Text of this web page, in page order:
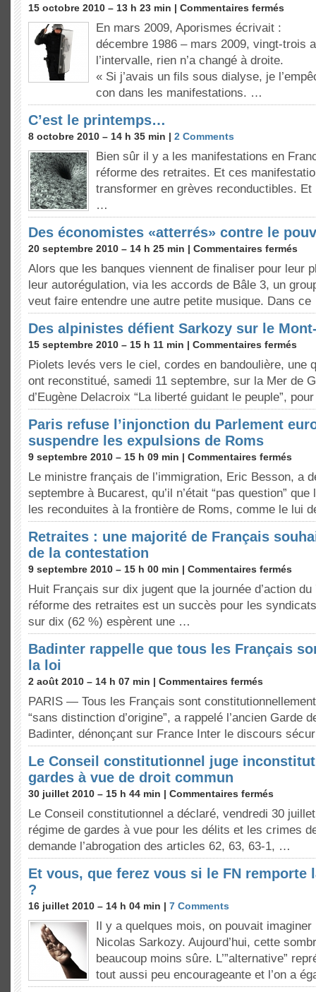
15 octobre 2010 – 13 h 23 min | Commentaires fermés
En mars 2009, Aporismes écrivait :
décembre 1986 – mars 2009, vingt-trois
l’intervalle, rien n’a changé à droite.
« Si j’avais un fils sous dialyse, je
con dans les manifestations. …
C’est le printemps…
8 octobre 2010 – 14 h 35 min | 2 Comments
Bien sûr il y a les manifestations en
réforme des retraites. Et ces
transformer en grèves reconductibles.
…
Des économistes «atterrés» contre le
20 septembre 2010 – 14 h 25 min | Commentaires fermés
Alors que les banques viennent de finaliser pour leur
leur autorégulation, via les accords de Bâle 3, un
veut faire entendre une autre petite musique. Dans
Des alpinistes défient Sarkozy sur le
15 septembre 2010 – 15 h 11 min | Commentaires fermés
Piolets levés vers le ciel, cordes en bandoulière, une
ont reconstitué, samedi 11 septembre, sur la Mer de
d’Eugène Delacroix “La liberté guidant le peuple”,
Paris refuse l’injonction du Parlement
suspendre les expulsions de Roms
9 septembre 2010 – 15 h 09 min | Commentaires fermés
Le ministre français de l’immigration, Eric Besson, a
septembre à Bucarest, qu’il n’était “pas question”
les reconduites à la frontière de Roms, comme le lui
Retraites : une majorité de Français
de la contestation
9 septembre 2010 – 15 h 00 min | Commentaires fermés
Huit Français sur dix jugent que la journée d’action
réforme des retraites est un succès pour les
sur dix (62 %) espèrent une …
Badinter rappelle que tous les Français
la loi
2 août 2010 – 14 h 07 min | Commentaires fermés
PARIS — Tous les Français sont
“sans distinction d’origine”, a rappelé l’ancien Garde
Badinter, dénonçant sur France Inter le discours
Le Conseil constitutionnel juge
gardes à vue de droit commun
30 juillet 2010 – 15 h 44 min | Commentaires fermés
Le Conseil constitutionnel a déclaré, vendredi 30
régime de gardes à vue pour les délits et les crimes
demande l’abrogation des articles 62, 63, 63-1, …
Et vous, que ferez vous si le FN remporte
?
16 juillet 2010 – 14 h 04 min | 7 Comments
Il y a quelques mois, on pouvait imaginer
Nicolas Sarkozy. Aujourd’hui, cette
beaucoup moins sûre. L’”alternative”
tout aussi peu encourageante et l’on a